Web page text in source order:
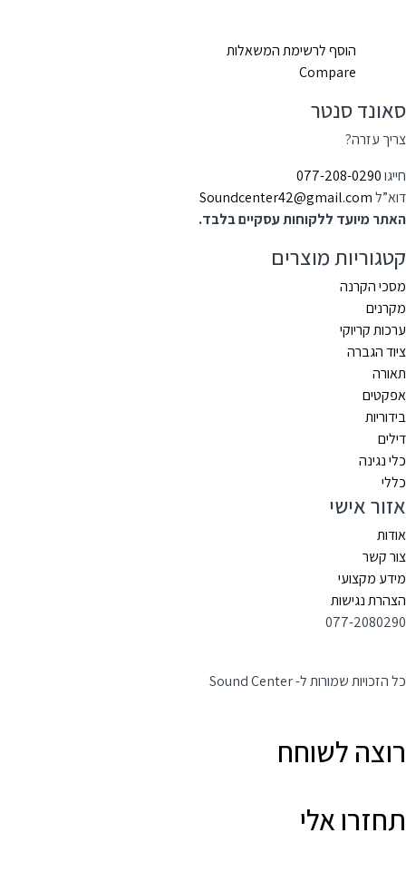
הוסף לרשימת המשאלות
Compare
סאונד סנטר
צריך עזרה?
חייגו077-208-0290
דוא”ל
האתר מיועד ללקוחות עסקיים בלבד.
קטגוריות מוצרים
מסכי הקרנה
מקרנים
ערכות קריוקי
ציוד הגברה
תאורה
אפקטים
בידוריות
דילים
כלי נגינה
כללי
אזור אישי
אודות
צור קשר
מידע מקצועי
הצהרת נגישות
077-2080290
כל הזכויות שמורות ל- Sound Center
רוצה לשוחח
תחזרו אלי